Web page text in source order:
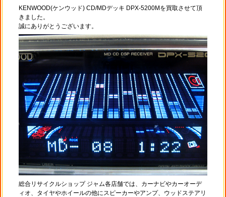
KENWOOD(ケンウッド) CD/MDデッキ DPX-5200Mを買取させて頂
きました。
誠にありがとうございます。
総合リサイクルショップ ジャム各店舗では、カーナビやカーオーデ
ィオ、タイヤやホイールの他にスピーカーやアンプ、ウッドステアリ